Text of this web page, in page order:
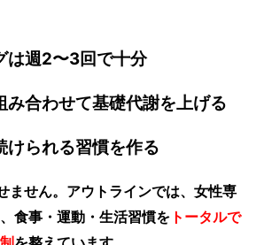
週2〜3回で十分
合わせて基礎代謝を上げる
られる習慣を作る
ません。アウトラインでは、女性専
食事・運動・生活習慣を トータルで